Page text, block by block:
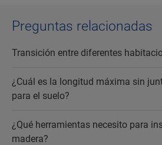
Preguntas relacionadas
Transición entre diferentes
¿Cuál es la longitud máxima sin
para el suelo?
¿Qué herramientas necesito para
madera?